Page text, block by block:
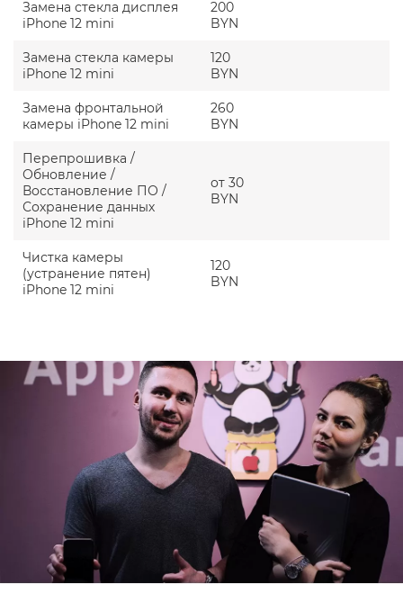
Замена стекла дисплея
iPhone 12 mini
200
BYN
Замена стекла камеры
iPhone 12 mini
120
BYN
Замена фронтальной
камеры iPhone 12 mini
260
BYN
Перепрошивка /
Обновление /
Восстановление ПО /
Сохранение данных
iPhone 12 mini
от 30
BYN
Чистка камеры
(устранение пятен)
iPhone 12 mini
120
BYN